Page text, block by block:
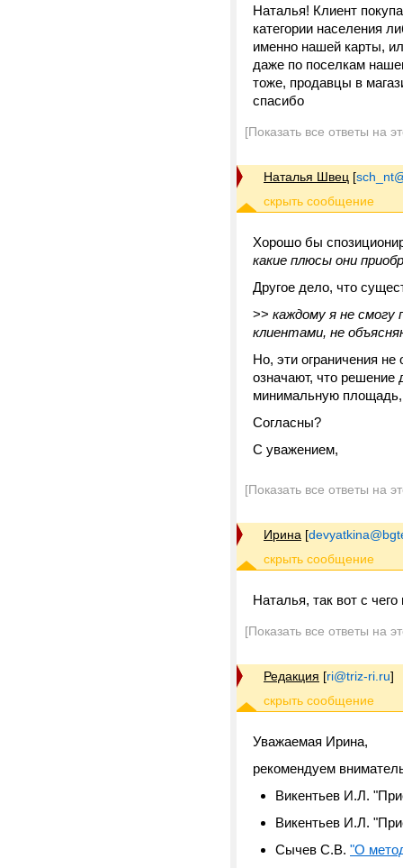
Наталья! Клиент
категории населения
именно нашей карты,
даже по поселкам
тоже, продавцы в
спасибо
[Показать все ответы на
Наталья Швец [
Хорошо бы
какие плюсы они
Другое дело, что
>> каждому я не
клиентами, не
Но, эти ограничения
означают, что
минимальную площадь,
Согласны?
С уважением,
[Показать все ответы на
Ирина [
Наталья, так вот с
[Показать все ответы на
Редакция [ri@triz-ri.ru]
Уважаемая Ирина,
рекомендуем
Викентьев И.Л.
Викентьев И.Л.
Сычев С.В. "О